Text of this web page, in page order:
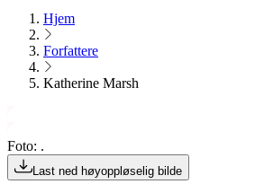
Hjem
Forfattere
Katherine Marsh
Foto: .
Last ned høyoppløselig bilde